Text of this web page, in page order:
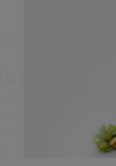
ลน์สำหรับ
วใจหลักสำคัญธุรกิจปั
ผ่านการสื่อสารคอนเ
รรับรู้ต่อธุรกิจในวงก
จ้าของเพจขายดีไปด้วย